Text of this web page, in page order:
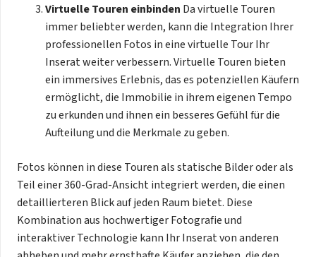
Virtuelle Touren einbinden Da virtuelle Touren
immer beliebter werden, kann die Integration Ihrer
professionellen Fotos in eine virtuelle Tour Ihr
Inserat weiter verbessern. Virtuelle Touren bieten
ein immersives Erlebnis, das es potenziellen Käufern
ermöglicht, die Immobilie in ihrem eigenen Tempo
zu erkunden und ihnen ein besseres Gefühl für die
Aufteilung und die Merkmale zu geben.
Fotos können in diese Touren als statische Bilder oder als
Teil einer 360-Grad-Ansicht integriert werden, die einen
detaillierteren Blick auf jeden Raum bietet. Diese
Kombination aus hochwertiger Fotografie und
interaktiver Technologie kann Ihr Inserat von anderen